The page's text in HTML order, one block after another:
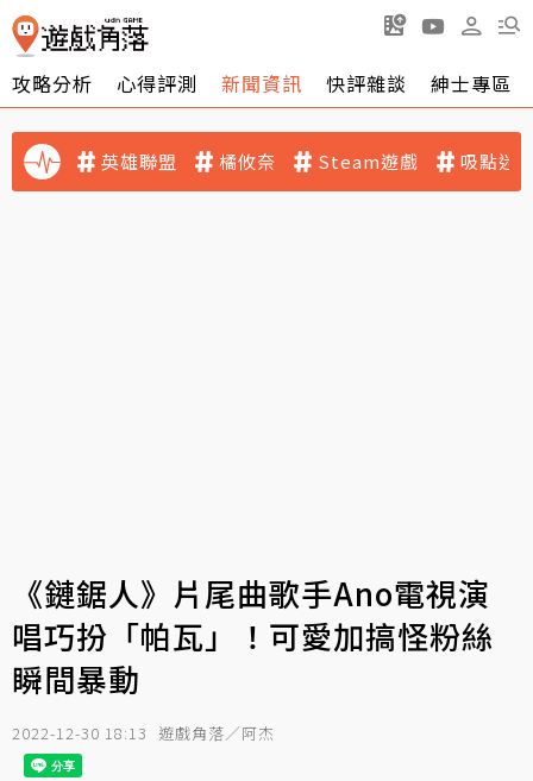
攻略分析 心得評測 新聞資訊 快評雜談 紳士專區
英雄聯盟 橘攸奈 Steam遊戲 吸點迷
《鏈鋸人》片尾曲歌手Ano電視演
唱巧扮「帕瓦」！可愛加搞怪粉絲
瞬間暴動
2022-12-30 18:13 遊戲角落／阿杰